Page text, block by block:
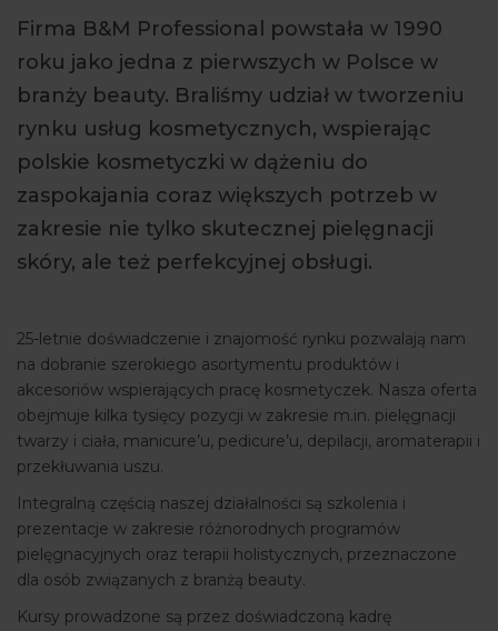
ARTYKUŁY
WYDARZENIA
Firma B&M Professional powstała w 1990
roku jako jedna z pierwszych w Polsce w
branży beauty. Braliśmy udział w tworzeniu
rynku usług kosmetycznych, wspierając
polskie kosmetyczki w dążeniu do
zaspokajania coraz większych potrzeb w
zakresie nie tylko skutecznej pielęgnacji
skóry, ale też perfekcyjnej obsługi.
25-letnie doświadczenie i znajomość rynku pozwalają nam
na dobranie szerokiego asortymentu produktów i
akcesoriów wspierających pracę kosmetyczek. Nasza oferta
obejmuje kilka tysięcy pozycji w zakresie m.in. pielęgnacji
twarzy i ciała, manicure’u, pedicure’u, depilacji, aromaterapii i
przekłuwania uszu.
Integralną częścią naszej działalności są szkolenia i
prezentacje w zakresie różnorodnych programów
pielęgnacyjnych oraz terapii holistycznych, przeznaczone
dla osób związanych z branżą beauty.
Kursy prowadzone są przez doświadczoną kadrę